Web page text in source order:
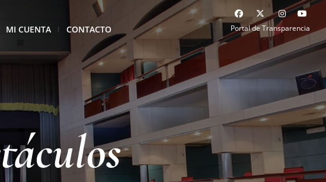
Portal de Transparencia
MI CUENTA CONTACTO